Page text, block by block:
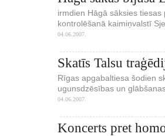
irmdien Hāgā sāksies
kontrolēšanā kaimiņvalstī
04.06.2007.
Skatīs Talsu
Rīgas apgabaltiesa šodien
ugunsdzēsības un
04.06.2007.
Koncerts pret